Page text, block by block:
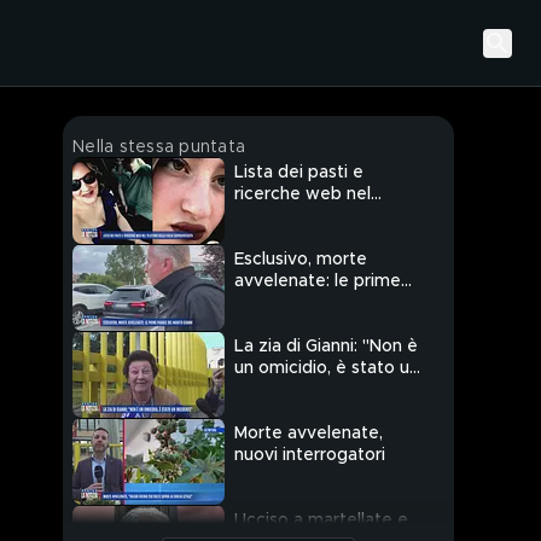
Nella stessa puntata
Lista dei pasti e
ricerche web nel
Esclusivo, morte
avvelenate: le prime
La zia di Gianni: "Non è
un omicidio, è stato un
Morte avvelenate,
nuovi interrogatori
Ucciso a martellate e